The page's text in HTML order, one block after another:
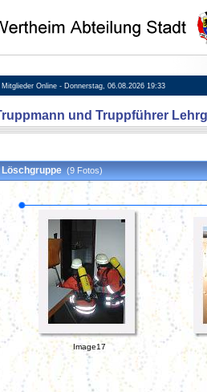
Online - Donnerstag, 06.08.2026 19:33
und Truppführer